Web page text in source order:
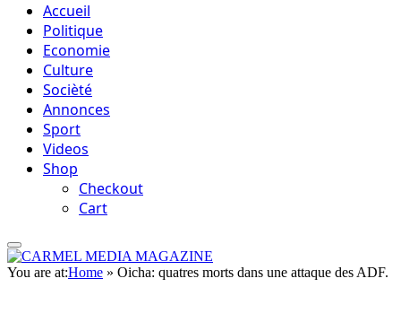
Accueil
Politique
Economie
Culture
Socièté
Annonces
Sport
Videos
Shop
Checkout
Cart
You are at:Home » Oicha: quatres morts dans une attaque des ADF.